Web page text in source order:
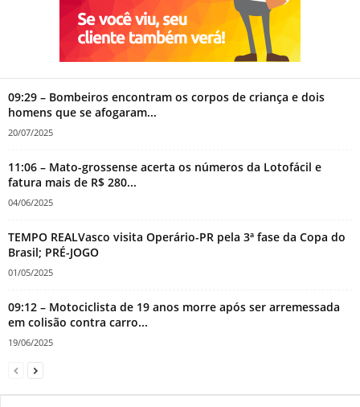
09:29 – Bombeiros encontram os corpos de criança e dois
homens que se afogaram...
20/07/2025
11:06 – Mato-grossense acerta os números da Lotofácil e
fatura mais de R$ 280...
04/06/2025
TEMPO REALVasco visita Operário-PR pela 3ª fase da Copa do
Brasil; PRÉ-JOGO
01/05/2025
09:12 – Motociclista de 19 anos morre após ser arremessada
em colisão contra carro...
19/06/2025